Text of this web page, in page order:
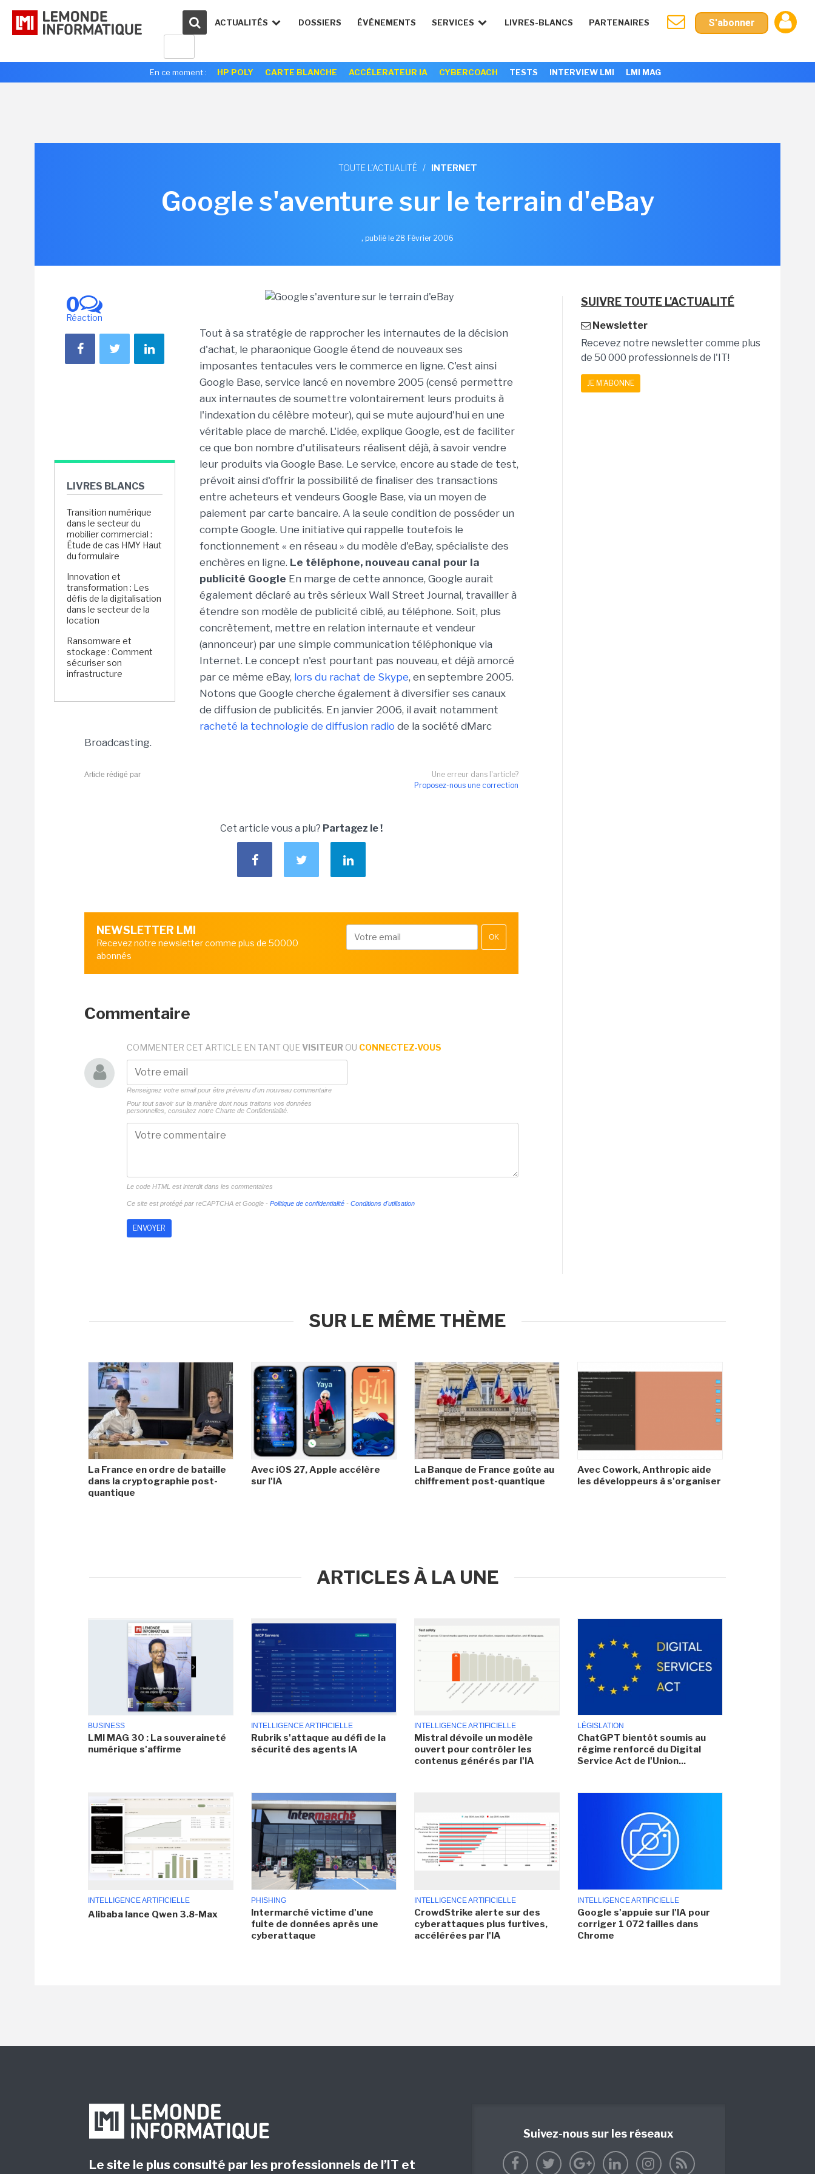
ACTUALITÉS DOSSIERS ÉVÉNEMENTS SERVICES LIVRES-BLANCS PARTENAIRES S'abonner
En ce moment : HP POLY CARTE BLANCHE ACCÉLERATEUR IA CYBERCOACH TESTS INTERVIEW LMI LMI MAG
TOUTE L'ACTUALITÉ / INTERNET
Google s'aventure sur le terrain d'eBay
, publié le 28 Février 2006
0
Réaction
LIVRES BLANCS
Transition numérique
dans le secteur du
mobilier commercial :
Étude de cas HMY Haut
du formulaire
Innovation et
transformation : Les
défis de la digitalisation
dans le secteur de la
location
Ransomware et
stockage : Comment
sécuriser son
infrastructure
Tout à sa stratégie de rapprocher les internautes de la décision
d'achat, le pharaonique Google étend de nouveaux ses
imposantes tentacules vers le commerce en ligne. C'est ainsi
Google Base, service lancé en novembre 2005 (censé permettre
aux internautes de soumettre volontairement leurs produits à
l'indexation du célèbre moteur), qui se mute aujourd'hui en une
véritable place de marché. L'idée, explique Google, est de faciliter
ce que bon nombre d'utilisateurs réalisent déjà, à savoir vendre
leur produits via Google Base. Le service, encore au stade de test,
prévoit ainsi d'offrir la possibilité de finaliser des transactions
entre acheteurs et vendeurs Google Base, via un moyen de
paiement par carte bancaire. A la seule condition de posséder un
compte Google. Une initiative qui rappelle toutefois le
fonctionnement « en réseau » du modèle d'eBay, spécialiste des
enchères en ligne. Le téléphone, nouveau canal pour la
publicité Google En marge de cette annonce, Google aurait
également déclaré au très sérieux Wall Street Journal, travailler à
étendre son modèle de publicité ciblé, au téléphone. Soit, plus
concrètement, mettre en relation internaute et vendeur
(annonceur) par une simple communication téléphonique via
Internet. Le concept n'est pourtant pas nouveau, et déjà amorcé
par ce même eBay, lors du rachat de Skype, en septembre 2005.
Notons que Google cherche également à diversifier ses canaux
de diffusion de publicités. En janvier 2006, il avait notamment
racheté la technologie de diffusion radio de la société dMarc
Broadcasting.
Une erreur dans l'article?
Proposez-nous une correction
Article rédigé par
Cet article vous a plu? Partagez le !
NEWSLETTER LMI
Recevez notre newsletter comme plus de 50000
abonnés
OK
Commentaire
COMMENTER CET ARTICLE EN TANT QUE VISITEUR OU CONNECTEZ-VOUS
Renseignez votre email pour être prévenu d'un nouveau commentaire
Pour tout savoir sur la manière dont nous traitons vos données
personnelles, consultez notre Charte de Confidentialité.
Le code HTML est interdit dans les commentaires
Ce site est protégé par reCAPTCHA et Google - Politique de confidentialité - Conditions d'utilisation
SUIVRE TOUTE L'ACTUALITÉ
Newsletter
Recevez notre newsletter comme plus
de 50 000 professionnels de l'IT!
JE M'ABONNE
SUR LE MÊME THÈME
La France en ordre de bataille
dans la cryptographie post-
quantique
Avec iOS 27, Apple accélère
sur l'IA
La Banque de France goûte au
chiffrement post-quantique
Avec Cowork, Anthropic aide
les développeurs à s'organiser
ARTICLES À LA UNE
BUSINESS
LMI MAG 30 : La souveraineté
numérique s'affirme
INTELLIGENCE ARTIFICIELLE
Rubrik s'attaque au défi de la
sécurité des agents IA
INTELLIGENCE ARTIFICIELLE
Mistral dévoile un modèle
ouvert pour contrôler les
contenus générés par l'IA
LÉGISLATION
ChatGPT bientôt soumis au
régime renforcé du Digital
Service Act de l'Union...
INTELLIGENCE ARTIFICIELLE
Alibaba lance Qwen 3.8-Max
PHISHING
Intermarché victime d'une
fuite de données après une
cyberattaque
INTELLIGENCE ARTIFICIELLE
CrowdStrike alerte sur des
cyberattaques plus furtives,
accélérées par l'IA
INTELLIGENCE ARTIFICIELLE
Google s'appuie sur l'IA pour
corriger 1 072 failles dans
Chrome
Le site le plus consulté par les professionnels de l’IT et
Suivez-nous sur les réseaux